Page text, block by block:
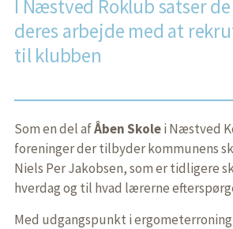
I Næstved Roklub satser
deres arbejde med at
til klubben
Som en del afÅben Skolei Næstved
foreninger der tilbyder kommunens
Niels Per Jakobsen, som er tidligere
hverdag og til hvad lærerne
Med udgangspunkt i